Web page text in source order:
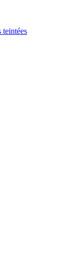
teintées